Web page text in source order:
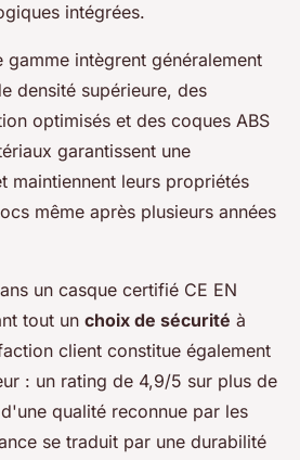
intégrées.
gamme intègrent généralement
densité supérieure, des
optimisés et des coques ABS
garantissent une
maintiennent leurs propriétés
même après plusieurs années
un casque certifié CE EN
tout un choix de sécurité à
client constitue également
: un rating de 4,9/5 sur plus de
qualité reconnue par les
se traduit par une durabilité